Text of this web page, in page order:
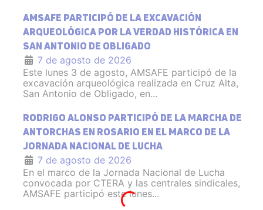
AMSAFE PARTICIPÓ DE LA EXCAVACIÓN
ARQUEOLÓGICA POR LA VERDAD HISTÓRICA EN
SAN ANTONIO DE OBLIGADO
7 de agosto de 2026
Este lunes 3 de agosto, AMSAFE participó de la
excavación arqueológica realizada en Cruz Alta,
San Antonio de Obligado, en...
RODRIGO ALONSO PARTICIPÓ DE LA MARCHA DE
ANTORCHAS EN ROSARIO EN EL MARCO DE LA
JORNADA NACIONAL DE LUCHA
7 de agosto de 2026
En el marco de la Jornada Nacional de Lucha
convocada por CTERA y las centrales sindicales,
AMSAFE participó este lunes...